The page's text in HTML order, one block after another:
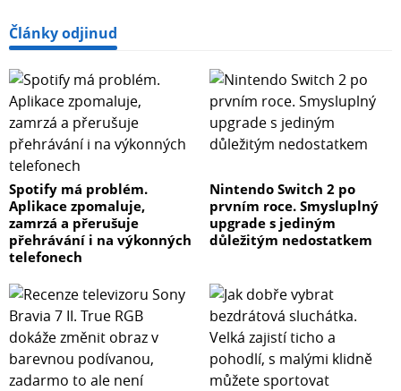
Články odjinud
Spotify má problém.
Aplikace zpomaluje,
zamrzá a přerušuje
přehrávání i na výkonných
telefonech
Nintendo Switch 2 po
prvním roce. Smysluplný
upgrade s jediným
důležitým nedostatkem